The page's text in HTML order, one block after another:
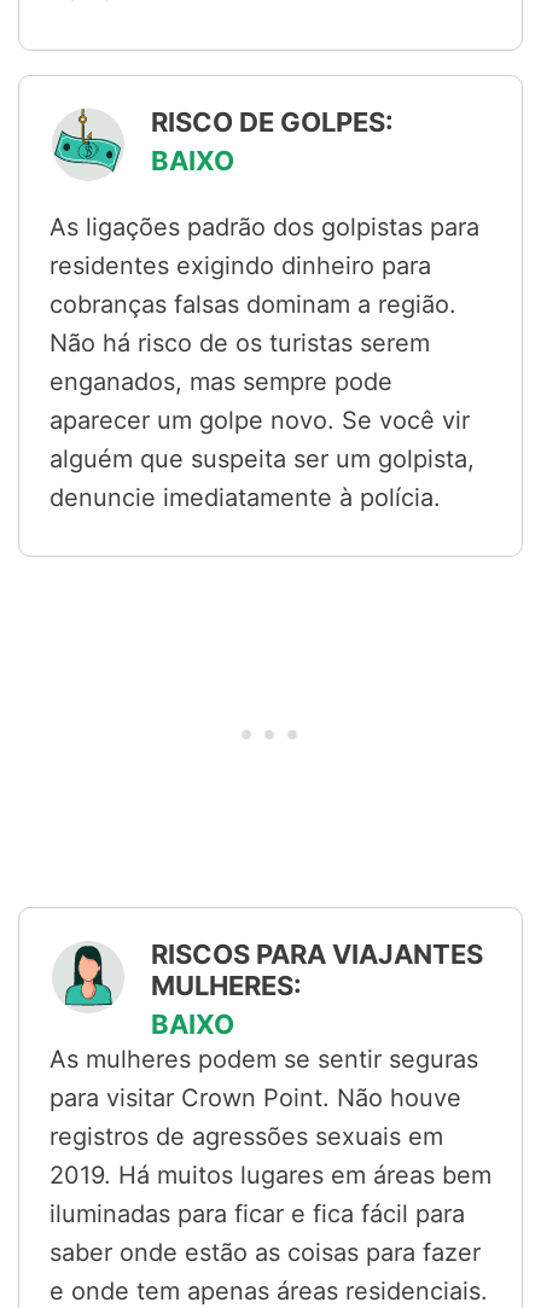
RISCO DE GOLPES:
BAIXO
As ligações padrão dos golpistas para
residentes exigindo dinheiro para
cobranças falsas dominam a região.
Não há risco de os turistas serem
enganados, mas sempre pode
aparecer um golpe novo. Se você vir
alguém que suspeita ser um golpista,
denuncie imediatamente à polícia.
RISCOS PARA VIAJANTES
MULHERES:
BAIXO
As mulheres podem se sentir seguras
para visitar Crown Point. Não houve
registros de agressões sexuais em
2019. Há muitos lugares em áreas bem
iluminadas para ficar e fica fácil para
saber onde estão as coisas para fazer
e onde tem apenas áreas residenciais.